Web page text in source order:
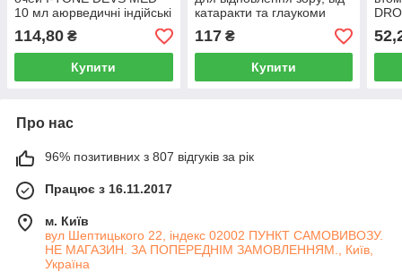
10 мл аюрведичні індійські
глаукомі Айтон
114,80 ₴
Купити
катаракти та глаукоми
АЙСОТІН
117₴
Купити
Про нас
96% позитивних з 807 відгуків за рік
Працює з 16.11.2017
м. Київ
вул Шептицького 22, індекс 02002 ПУНКТ САМОВИВОЗУ.
НЕ МАГАЗИН. ЗА ПОПЕРЕДНІМ ЗАМОВЛЕННЯМ., Київ,
Україна